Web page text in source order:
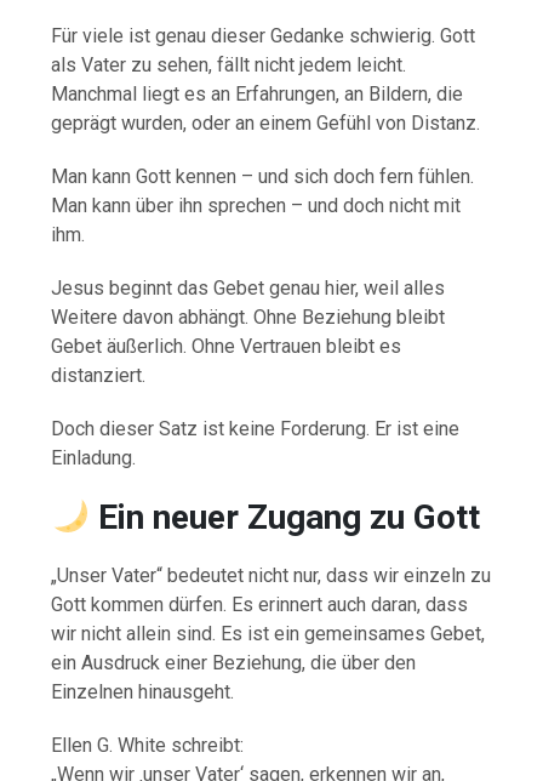
Für viele ist genau dieser Gedanke schwierig. Gott
als Vater zu sehen, fällt nicht jedem leicht.
Manchmal liegt es an Erfahrungen, an Bildern, die
geprägt wurden, oder an einem Gefühl von Distanz.
Man kann Gott kennen – und sich doch fern fühlen.
Man kann über ihn sprechen – und doch nicht mit
ihm.
Jesus beginnt das Gebet genau hier, weil alles
Weitere davon abhängt. Ohne Beziehung bleibt
Gebet äußerlich. Ohne Vertrauen bleibt es
distanziert.
Doch dieser Satz ist keine Forderung. Er ist eine
Einladung.
Ein neuer Zugang zu Gott
„Unser Vater“ bedeutet nicht nur, dass wir einzeln zu
Gott kommen dürfen. Es erinnert auch daran, dass
wir nicht allein sind. Es ist ein gemeinsames Gebet,
ein Ausdruck einer Beziehung, die über den
Einzelnen hinausgeht.
Ellen G. White schreibt:
„Wenn wir ‚unser Vater‘ sagen, erkennen wir an,